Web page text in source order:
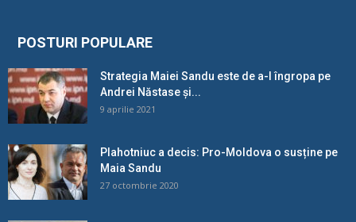
POSTURI POPULARE
Strategia Maiei Sandu este de a-l îngropa pe
Andrei Năstase și...
9 aprilie 2021
Plahotniuc a decis: Pro-Moldova o susține pe
Maia Sandu
27 octombrie 2020